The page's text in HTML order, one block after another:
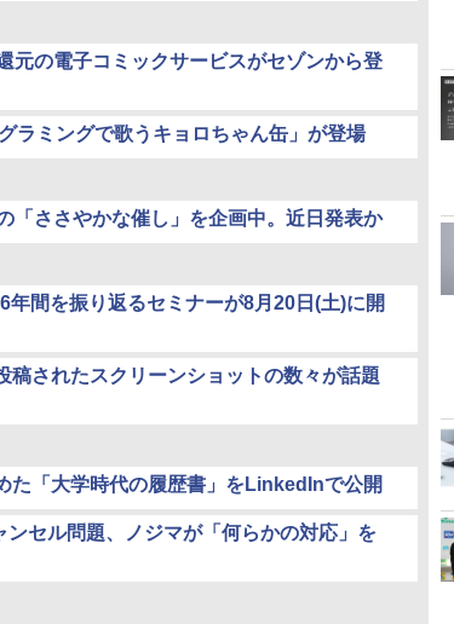
の電子コミックサービスがセゾンから登
ラミングで歌うキョロちゃん缶」が登場
「ささやかな催し」を企画中。近日発表か
間を振り返るセミナーが8月20日(土)に開
稿されたスクリーンショットの数々が話題
た「大学時代の履歴書」をLinkedInで公開
セル問題、ノジマが「何らかの対応」を